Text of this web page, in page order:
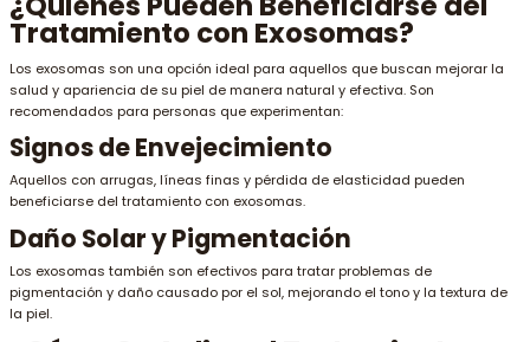
Tratamiento con Exosomas?
Los exosomas son una opción ideal para aquellos que buscan mejorar la
salud y apariencia de su piel de manera natural y efectiva. Son
recomendados para personas que experimentan:
Signos de Envejecimiento
Aquellos con arrugas, líneas finas y pérdida de elasticidad pueden
beneficiarse del tratamiento con exosomas.
Daño Solar y Pigmentación
Los exosomas también son efectivos para tratar problemas de
pigmentación y daño causado por el sol, mejorando el tono y la textura de
la piel.